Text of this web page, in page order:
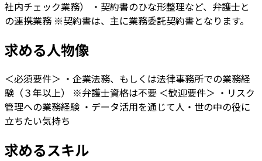
社内チェック業務） ・契約書のひな形整理など、弁護士と
の連携業務 ※契約書は、主に業務委託契約書となります。
求める人物像
＜必須要件＞ ・企業法務、もしくは法律事務所での業務経
験（３年以上） ※弁護士資格は不要 ＜歓迎要件＞ ・リスク
管理への業務経験 ・データ活用を通じて人・世の中の役に
立ちたい気持ち
求めるスキル